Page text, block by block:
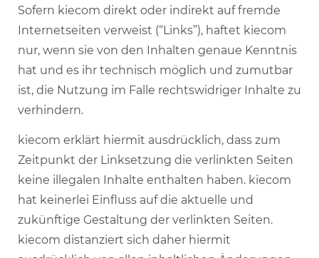
Sofern kiecom direkt oder indirekt auf fremde
Internetseiten verweist (“Links”), haftet kiecom
nur, wenn sie von den Inhalten genaue Kenntnis
hat und es ihr technisch möglich und zumutbar
ist, die Nutzung im Falle rechtswidriger Inhalte zu
verhindern.
kiecom erklärt hiermit ausdrücklich, dass zum
Zeitpunkt der Linksetzung die verlinkten Seiten
keine illegalen Inhalte enthalten haben. kiecom
hat keinerlei Einfluss auf die aktuelle und
zukünftige Gestaltung der verlinkten Seiten.
kiecom distanziert sich daher hiermit